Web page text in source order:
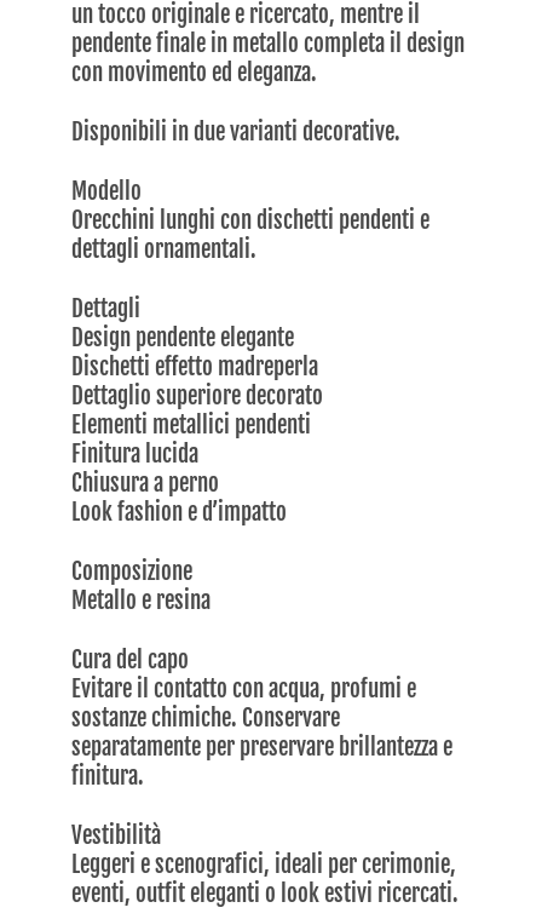
un tocco originale e ricercato, mentre il
pendente finale in metallo completa il design
con movimento ed eleganza.
Disponibili in due varianti decorative.
Modello
Orecchini lunghi con dischetti pendenti e
dettagli ornamentali.
Dettagli
Design pendente elegante
Dischetti effetto madreperla
Dettaglio superiore decorato
Elementi metallici pendenti
Finitura lucida
Chiusura a perno
Look fashion e d’impatto
Composizione
Metallo e resina
Cura del capo
Evitare il contatto con acqua, profumi e
sostanze chimiche. Conservare
separatamente per preservare brillantezza e
finitura.
Vestibilità
Leggeri e scenografici, ideali per cerimonie,
eventi, outfit eleganti o look estivi ricercati.